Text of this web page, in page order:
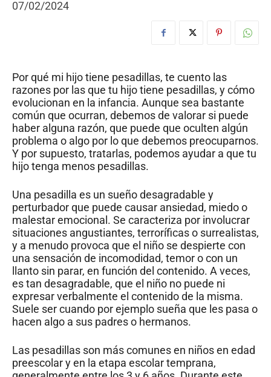
07/02/2024
Por qué mi hijo tiene pesadillas, te cuento las
razones por las que tu hijo tiene pesadillas, y cómo
evolucionan en la infancia. Aunque sea bastante
común que ocurran, debemos de valorar si puede
haber alguna razón, que puede que oculten algún
problema o algo por lo que debemos preocuparnos.
Y por supuesto, tratarlas, podemos ayudar a que tu
hijo tenga menos pesadillas.
Una pesadilla es un sueño desagradable y
perturbador que puede causar ansiedad, miedo o
malestar emocional. Se caracteriza por involucrar
situaciones angustiantes, terroríficas o surrealistas,
y a menudo provoca que el niño se despierte con
una sensación de incomodidad, temor o con un
llanto sin parar, en función del contenido. A veces,
es tan desagradable, que el niño no puede ni
expresar verbalmente el contenido de la misma.
Suele ser cuando por ejemplo sueña que les pasa o
hacen algo a sus padres o hermanos.
Las pesadillas son más comunes en niños en edad
preescolar y en la etapa escolar temprana,